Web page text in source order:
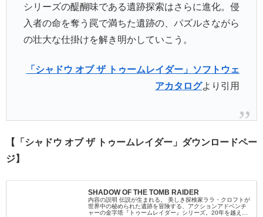
シリーズの醍醐味である遺跡探索はさらに進化。侵
入者の命を奪う罠で満ちた遺跡の、パズルさながら
の壮大な仕掛けを解き明かしていこう。
「シャドウ オブ ザ トゥームレイダー」ソフトウェ
アカタログより引用
【「シャドウ オブ ザ トゥームレイダー」ダウンロードペー
ジ】
SHADOW OF THE TOMB RAIDER
内容の説明 伝説が生まれる。 美しき探検家ララ・クロフトが
世界中の秘められた遺跡を冒険する、アクションアドベンチ
ャーの金字塔『トゥームレイダー』シリーズ。20年を越える